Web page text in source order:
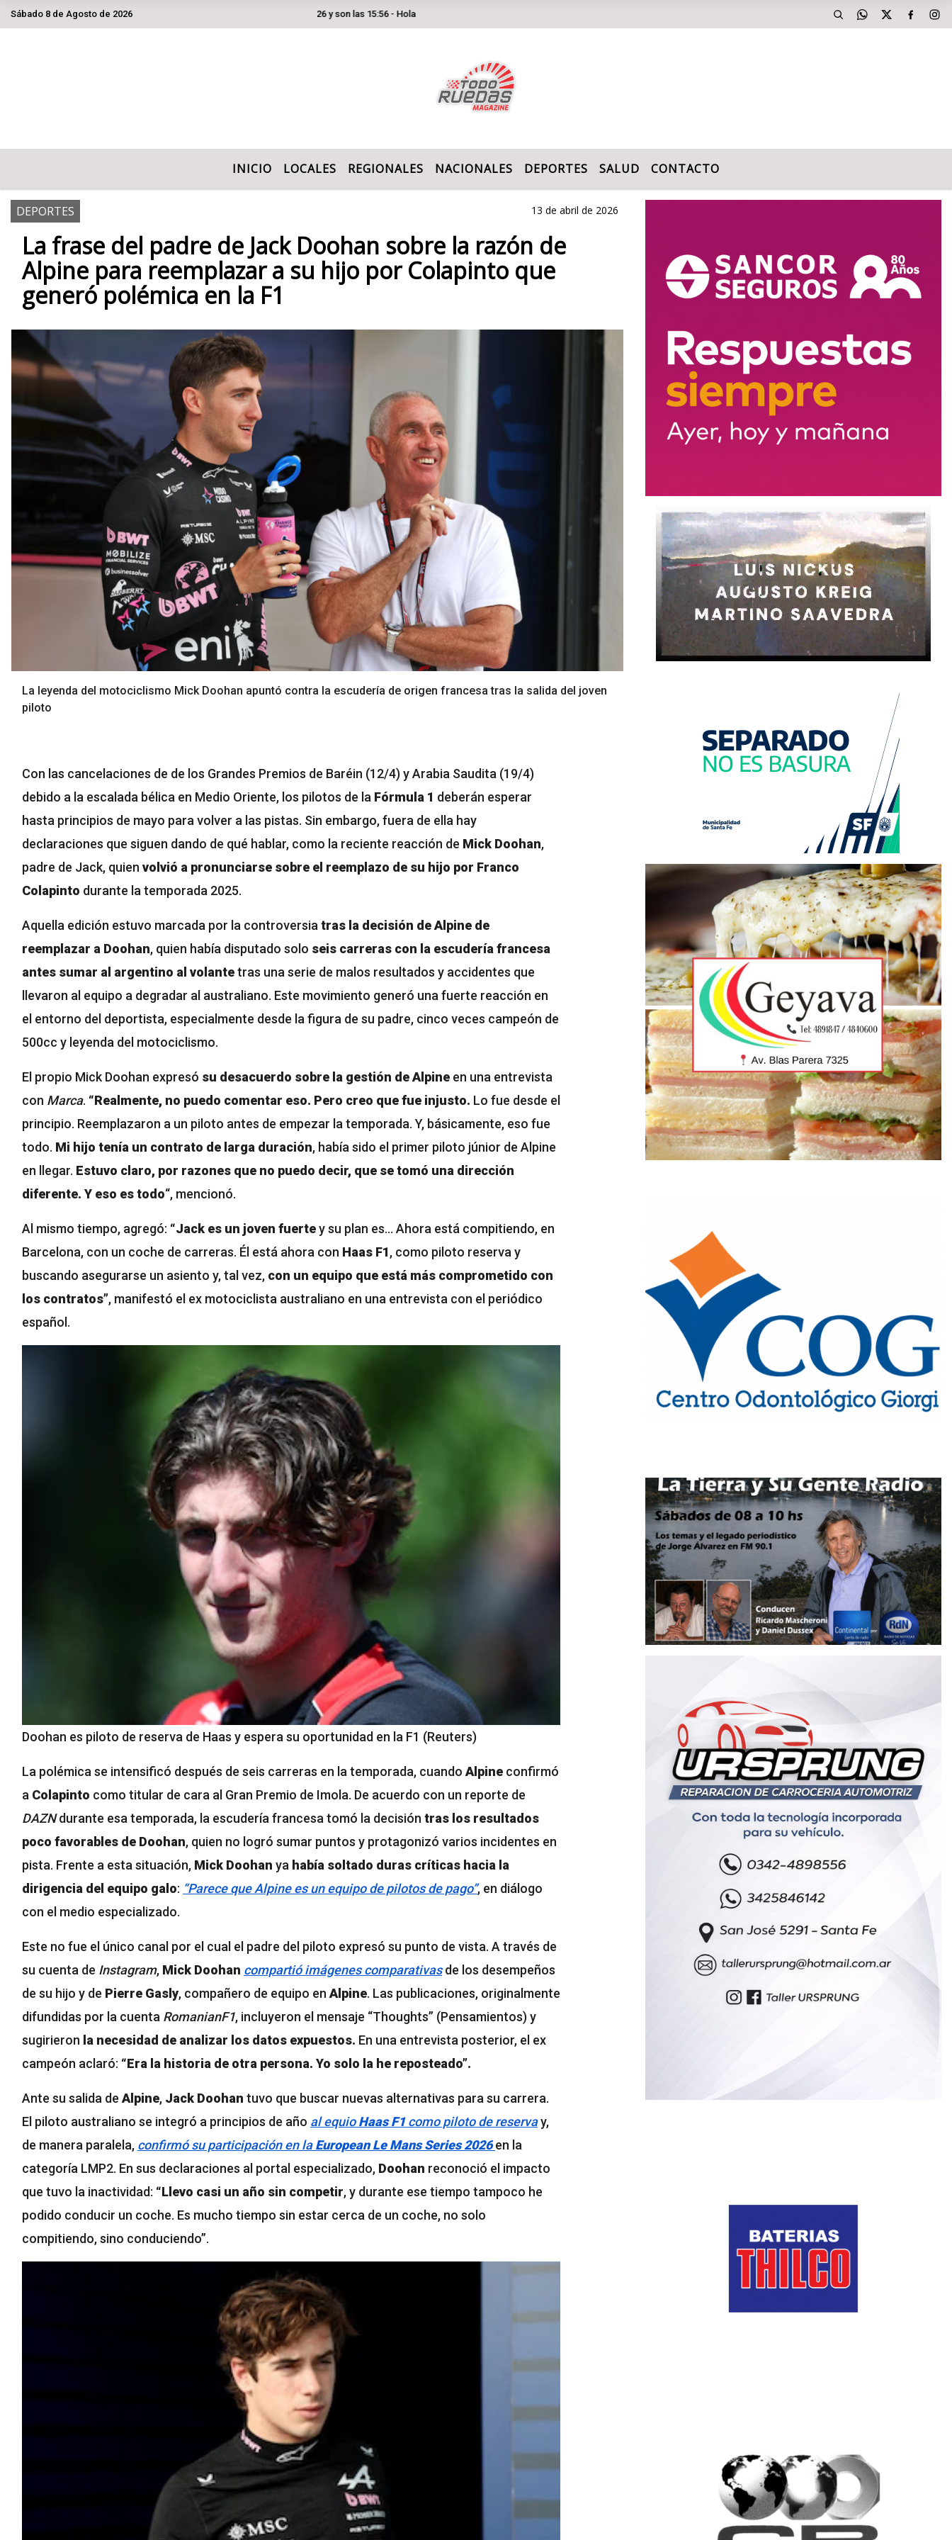
Sábado 8 de Agosto de 2026Hoy es Sábado 8 de Agosto de 2026 y son las 15:56 - Hola
INICIO LOCALES REGIONALES NACIONALES DEPORTES SALUD CONTACTO
DEPORTES 13 de abril de 2026
La frase del padre de Jack Doohan sobre la razón de
Alpine para reemplazar a su hijo por Colapinto que
generó polémica en la F1
La leyenda del motociclismo Mick Doohan apuntó contra la escudería de origen francesa tras la salida del joven
piloto
Con las cancelaciones de de los Grandes Premios de Baréin (12/4) y Arabia Saudita (19/4)
debido a la escalada bélica en Medio Oriente, los pilotos de la Fórmula 1 deberán esperar
hasta principios de mayo para volver a las pistas. Sin embargo, fuera de ella hay
declaraciones que siguen dando de qué hablar, como la reciente reacción de Mick Doohan,
padre de Jack, quien volvió a pronunciarse sobre el reemplazo de su hijo por Franco
Colapinto durante la temporada 2025.
Aquella edición estuvo marcada por la controversia tras la decisión de Alpine de
reemplazar a Doohan, quien había disputado solo seis carreras con la escudería francesa
antes sumar al argentino al volantetras una serie de malos resultados y accidentes que
llevaron al equipo a degradar al australiano. Este movimiento generó una fuerte reacción en
el entorno del deportista, especialmente desde la figura de su padre, cinco veces campeón de
500cc y leyenda del motociclismo.
El propio Mick Doohan expresó su desacuerdo sobre la gestión de Alpine en una entrevista
con Marca. “Realmente, no puedo comentar eso. Pero creo que fue injusto. Lo fue desde el
principio. Reemplazaron a un piloto antes de empezar la temporada. Y, básicamente, eso fue
todo. Mi hijo tenía un contrato de larga duración, había sido el primer piloto júnior de Alpine
en llegar. Estuvo claro, por razones que no puedo decir, que se tomó una dirección
diferente. Y eso es todo“, mencionó.
Al mismo tiempo, agregó: “Jack es un joven fuertey su plan es… Ahora está compitiendo, en
Barcelona, con un coche de carreras. Él está ahora con Haas F1, como piloto reserva y
buscando asegurarse un asiento y, tal vez, con un equipo que está más comprometido con
los contratos”, manifestó el ex motociclista australiano en una entrevista con el periódico
español.
Doohan es piloto de reserva de Haas y espera su oportunidad en la F1 (Reuters)
La polémica se intensificó después de seis carreras en la temporada, cuando Alpine confirmó
a Colapinto como titular de cara al Gran Premio de Imola. De acuerdo con un reporte de
DAZNdurante esa temporada, la escudería francesa tomó la decisión tras los resultados
poco favorables de Doohan, quien no logró sumar puntos y protagonizó varios incidentes en
pista. Frente a esta situación, Mick Doohan ya había soltado duras críticas hacia la
dirigencia del equipo galo: “Parece que Alpine es un equipo de pilotos de pago”, en diálogo
con el medio especializado.
Este no fue el único canal por el cual el padre del piloto expresó su punto de vista. A través de
su cuenta de Instagram, Mick Doohan compartió imágenes comparativasde los desempeños
de su hijo y de Pierre Gasly, compañero de equipo en Alpine. Las publicaciones, originalmente
difundidas por la cuenta RomanianF1, incluyeron el mensaje “Thoughts” (Pensamientos) y
sugirieron la necesidad de analizar los datos expuestos. En una entrevista posterior, el ex
campeón aclaró: “Era la historia de otra persona. Yo solo la he reposteado”.
Ante su salida de Alpine, Jack Doohan tuvo que buscar nuevas alternativas para su carrera.
El piloto australiano se integró a principios de año al equioHaas F1como piloto de reservay,
de manera paralela, confirmó su participación en laEuropean Le Mans Series 2026 en la
categoría LMP2. En sus declaraciones al portal especializado, Doohan reconoció el impacto
que tuvo la inactividad: “Llevo casi un año sin competir, y durante ese tiempo tampoco he
podido conducir un coche. Es mucho tiempo sin estar cerca de un coche, no solo
compitiendo, sino conduciendo”.